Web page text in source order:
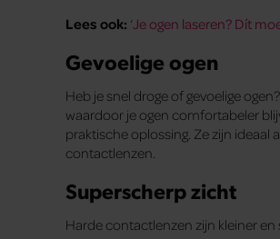
Lees ook: ‘Je ogen laseren? Dít
Gevoelige ogen
Heb je snel droge of gevoelige
waardoor je ogen comfortabeler
praktische oplossing. Ze zijn ideaal
contactlenzen.
Superscherp zicht
Harde contactlenzen zijn kleiner